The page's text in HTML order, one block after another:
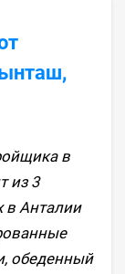
в
из 3
в Анталии
обеденный